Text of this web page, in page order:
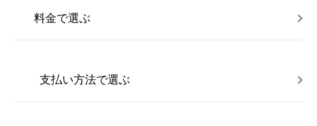
料金で選ぶ
支払い方法で選ぶ